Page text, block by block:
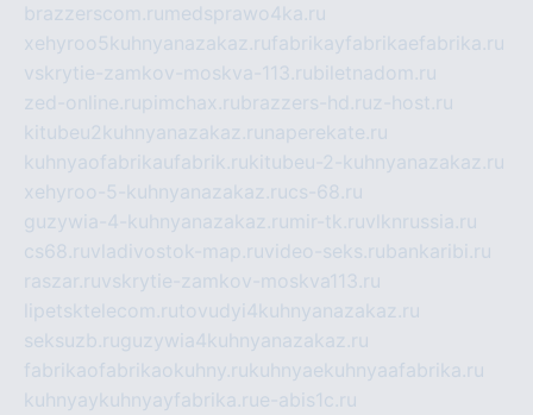
brazzerscom.ru medsprawo4ka.ru
xehyroo5kuhnyanazakaz.rufabrikayfabrikaefabrika.ru
vskrytie-zamkov-moskva-113.rubiletnadom.ru
zed-online.rupimchax.rubrazzers-hd.ruz-host.ru
kitubeu2kuhnyanazakaz.ru naperekate.ru
kuhnyaofabrikaufabrik.rukitubeu-2-kuhnyanazakaz.ru
xehyroo-5-kuhnyanazakaz.rucs-68.ru
guzywia-4-kuhnyanazakaz.ru mir-tk.ruvlknrussia.ru
cs68.ruvladivostok-map.ruvideo-seks.rubankaribi.ru
raszar.ruvskrytie-zamkov-moskva113.ru
lipetsktelecom.rutovudyi4kuhnyanazakaz.ru
seksuzb.ruguzywia4kuhnyanazakaz.ru
fabrikaofabrikaokuhny.rukuhnyaekuhnyaafabrika.ru
kuhnyaykuhnyayfabrika.rue-abis1c.ru